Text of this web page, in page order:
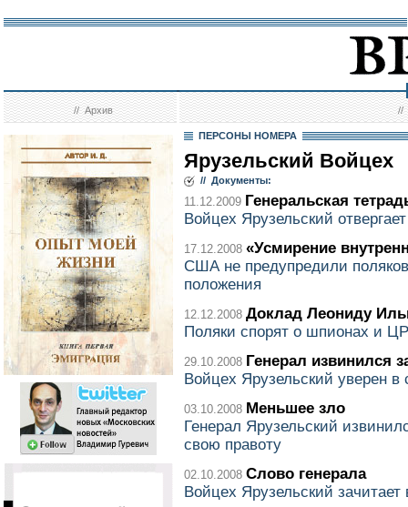
//Архив //
ПЕРСОНЫ НОМЕРА
Ярузельский Войцех
// Документы:
11.12.2009 Генеральская
Войцех Ярузельский
17.12.2008 «Усмирение
США не предупредили
положения
12.12.2008 Доклад Леониду
Поляки спорят о шпионах и
29.10.2008 Генерал извинился
Войцех Ярузельский уверен в
03.10.2008 Меньшее зло
Генерал Ярузельский
свою правоту
02.10.2008 Слово генерала
Войцех Ярузельский